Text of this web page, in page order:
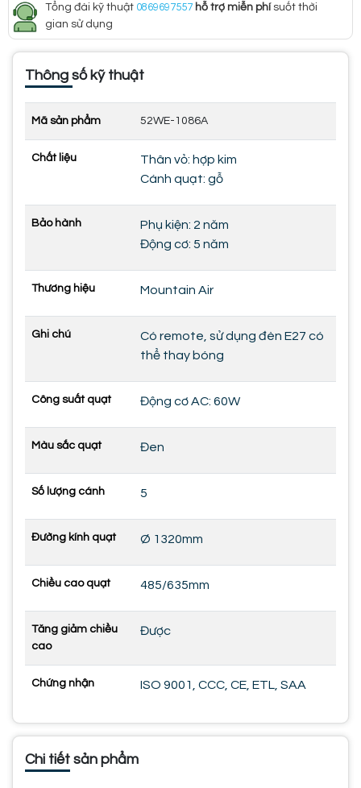
Tổng đài kỹ thuật 0869697557 hỗ trợ miễn phísuốt thời
gian sử dụng
Thông số kỹ thuật
Mã sản phẩm 52WE-1086A
Chất liệu
Thân vỏ: hợp kim
Cánh quạt: gỗ
Bảo hành
Phụ kiện: 2 năm
Động cơ: 5 năm
Thương hiệu Mountain Air
Ghi chú
Có remote, sử dụng đèn E27 có
thể thay bóng
Công suất quạt Động cơ AC: 60W
Màu sắc quạt Đen
Số lượng cánh 5
Đường kính quạt Ø 1320mm
Chiều cao quạt 485/635mm
Tăng giảm chiều
cao
Được
Chứng nhận ISO 9001, CCC, CE, ETL, SAA
Chi tiết sản phẩm